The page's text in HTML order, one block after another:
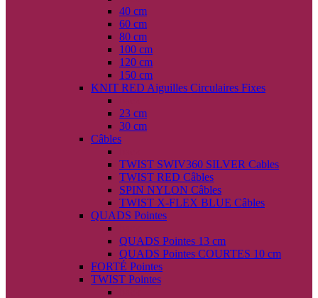
40 cm
60 cm
80 cm
100 cm
120 cm
150 cm
KNIT RED Aiguilles Circulaires Fixes
23 cm
30 cm
Câbles
TWIST SWIV360 SILVER Cables
TWIST RED Câbles
SPIN NYLON Câbles
TWIST X-FLEX BLUE Câbles
QUADS Pointes
QUADS Pointes 13 cm
QUADS Pointes COURTES 10 cm
FORTÉ Pointes
TWIST Pointes